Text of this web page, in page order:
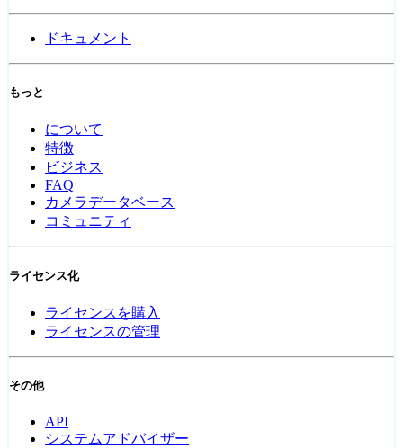
ドキュメント
もっと
について
特徴
ビジネス
FAQ
カメラデータベース
コミュニティ
ライセンス化
ライセンスを購入
ライセンスの管理
その他
API
システムアドバイザー